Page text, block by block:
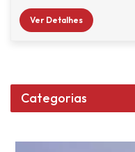
óxido de ferro
transparente PY42 são
automóveis e
frequentemente usados ​​
3C, tintas para madeira,
Ver Detalhes
Categorias